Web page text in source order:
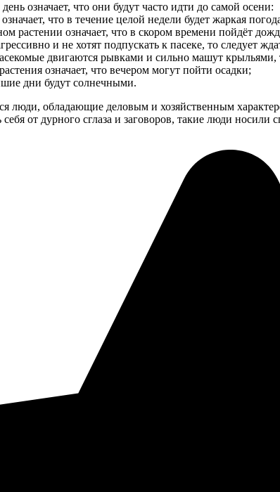
означает, что они будут часто идти до самой осени:
что в течение целой недели будет жаркая
растении означает, что в скором времени пойдёт
и не хотят подпускать к пасеке, то следует
двигаются рывками и сильно машут крыльями,
означает, что вечером могут пойти осадки;
дни будут солнечными.
люди, обладающие деловым и хозяйственным
от дурного сглаза и заговоров, такие люди